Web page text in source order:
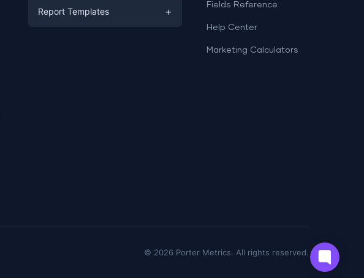
PPC
Report Templates + Fields Reference
Help Center
Marketing Calculators
© 2026 Porter Metrics. All rights reserved.